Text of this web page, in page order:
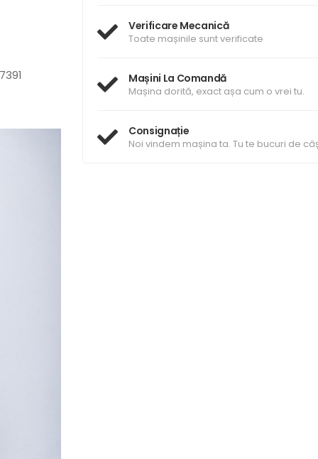
Verificare Mecanică
Toate mașinile sunt verificate
Mașini La Comandă
Mașina dorită, exact așa cum o vrei tu.
Consignație
Noi vindem mașina ta. Tu te bucuri de